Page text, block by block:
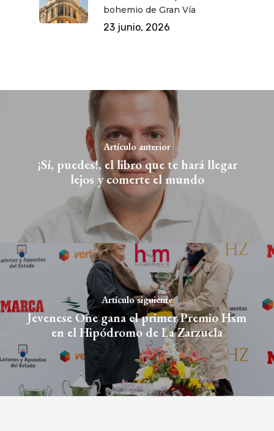
bohemio de Gran Vía
23 junio, 2026
Artículo anterior
¡Sí, puedes!, el libro que te hará llegar
lejos y comerte el mundo
Artículo siguiente
Jevenese One gana el primer Premio Hsm
en el Hipódromo de La Zarzuela